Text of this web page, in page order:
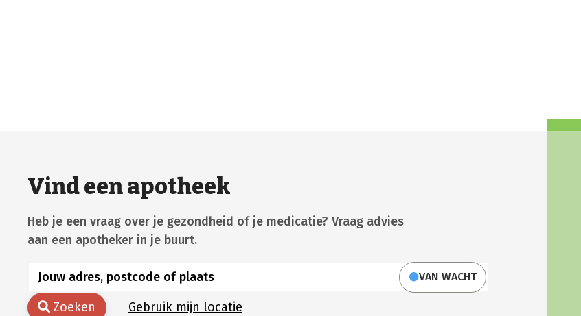
Vind een apotheek
Heb je een vraag over je gezondheid of je medicatie? Vraag advies
aan een apotheker in je buurt.
VAN WACHT
Zoeken Gebruik mijn locatie